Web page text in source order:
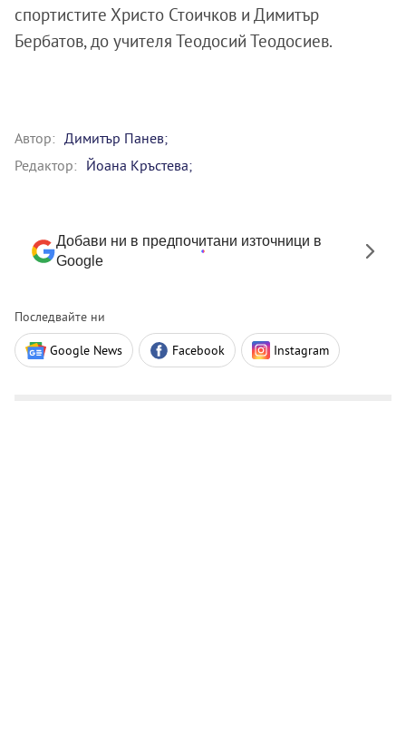
спортистите Христо Стоичков и Димитър
Бербатов, до учителя Теодосий Теодосиев.
Автор: Димитър Панев;
Редактор: Йоана Кръстева;
Добави ни в предпочитани източници в
Google
Последвайте ни
Google News Facebook Instagram